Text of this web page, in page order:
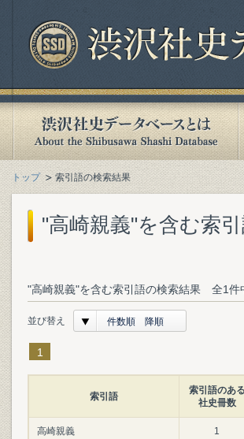
トップ 索引語の検索結果
"高崎親義"を含む索
"高崎親義"を含む索引語の検索結果 全1
並び替え 件数順 降順
1
索引語
索引語のある
社史冊数
高崎親義 1